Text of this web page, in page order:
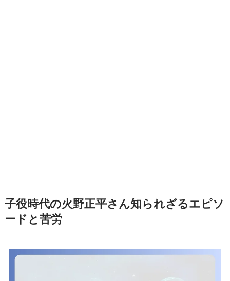
子役時代の火野正平さん知られざるエピソ
ードと苦労